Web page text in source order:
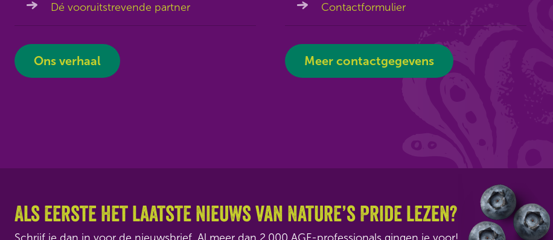
Dé vooruitstrevende partner
Ons verhaal
Contactformulier
Meer contactgegevens
Als eerste het laatste nieuws van Nature’s Pride lezen?